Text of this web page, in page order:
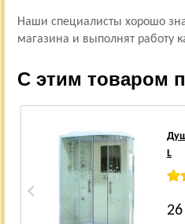
Наши специалисты хорошо
магазина и выполнят работу
С этим товаром
L